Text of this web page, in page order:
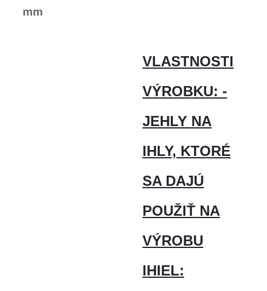
mm
VLASTNOSTI
VÝROBKU: -
JEHLY NA
IHLY, KTORÉ
SA DAJÚ
POUŽIŤ NA
VÝROBU
IHIEL: